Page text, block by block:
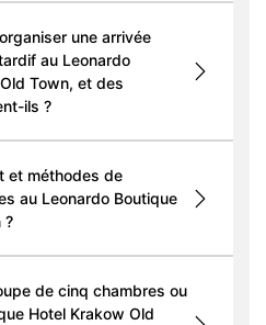
une arrivée
au Leonardo
Town, et des
ils ?
et méthodes de
au Leonardo Boutique
?
de cinq chambres ou
Hotel Krakow Old